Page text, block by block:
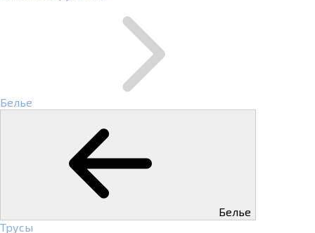
Белье
Белье
Трусы